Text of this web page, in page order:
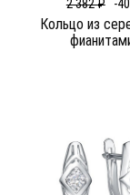
2 382 ₽ -
Кольцо из